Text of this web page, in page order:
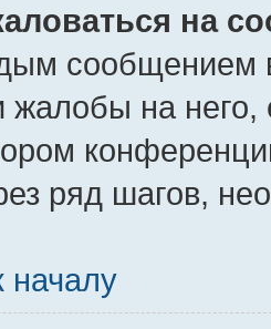
на
сообщением
жалобы на
ряд шагов,
началу